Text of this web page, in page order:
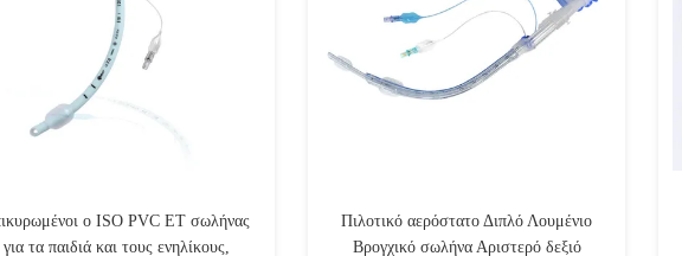
ο ISO PVC ET σωλήνας
για τα παιδιά και τους ενηλίκους,
Πιλοτικό αερόστατο Διπλό Λουμένιο
Βρογχικό σωλήνα Αριστερό δεξιό